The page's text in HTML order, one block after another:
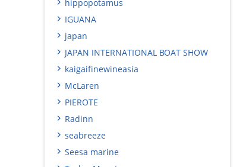
hippopotamus
IGUANA
japan
JAPAN INTERNATIONAL BOAT SHOW
kaigaifinewineasia
McLaren
PIEROTE
Radinn
seabreeze
Seesa marine